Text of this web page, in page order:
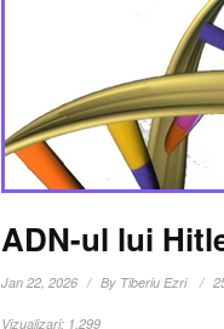
ADN-ul lui
Jan 22, 2026 By Tiberiu Ezri
Vizualizari: 1,299